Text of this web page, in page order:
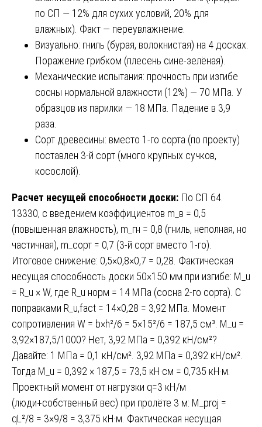
по СП — 12% для сухих условий, 20% для
влажных). Факт — переувлажнение.
Визуально: гниль (бурая, волокнистая) на 4 досках.
Поражение грибком (плесень сине-зелёная).
Механические испытания: прочность при изгибе
сосны нормальной влажности (12%) — 70 МПа. У
образцов из парилки — 18 МПа. Падение в 3,9
раза.
Сорт древесины: вместо 1-го сорта (по проекту)
поставлен 3-й сорт (много крупных сучков,
косослой).
Расчет несущей способности доски: По СП 64.
13330, с введением коэффициентов m_в = 0,5
(повышенная влажность), m_гн = 0,8 (гниль, неполная, но
частичная), m_сорт = 0,7 (3-й сорт вместо 1-го).
Итоговое снижение: 0,5×0,8×0,7 = 0,28. Фактическая
несущая способность доски 50×150 мм при изгибе: M_u
= R_u × W, где R_u норм = 14 МПа (сосна 2-го сорта). С
поправками R_u,fact = 14×0,28 = 3,92 МПа. Момент
сопротивления W = b×h²/6 = 5×15²/6 = 187,5 см³. M_u =
3,92×187,5/1000? Нет, 3,92 МПа = 0,392 кН/см²?
Давайте: 1 МПа = 0,1 кН/см². 3,92 МПа = 0,392 кН/см².
Тогда M_u = 0,392 × 187,5 = 73,5 кН·см = 0,735 кН·м.
Проектный момент от нагрузки q=3 кН/м
(люди+собственный вес) при пролёте 3 м: M_proj =
qL²/8 = 3×9/8 = 3,375 кН·м. Фактическая несущая